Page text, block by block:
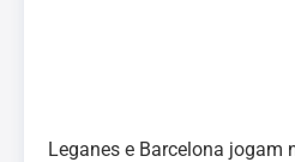
Leganes e Barcelona jogam